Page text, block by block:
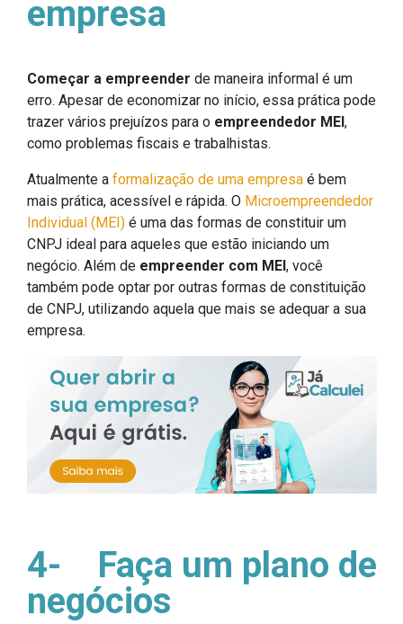
empresa
Começar a empreender de maneira informal é um
erro. Apesar de economizar no início, essa prática pode
trazer vários prejuízos para o empreendedor MEI,
como problemas fiscais e trabalhistas.
Atualmente a formalização de uma empresa é bem
mais prática, acessível e rápida. O Microempreendedor
Individual (MEI) é uma das formas de constituir um
CNPJ ideal para aqueles que estão iniciando um
negócio. Além de empreender com MEI, você
também pode optar por outras formas de constituição
de CNPJ, utilizando aquela que mais se adequar a sua
empresa.
4-
Faça um plano de
negócios